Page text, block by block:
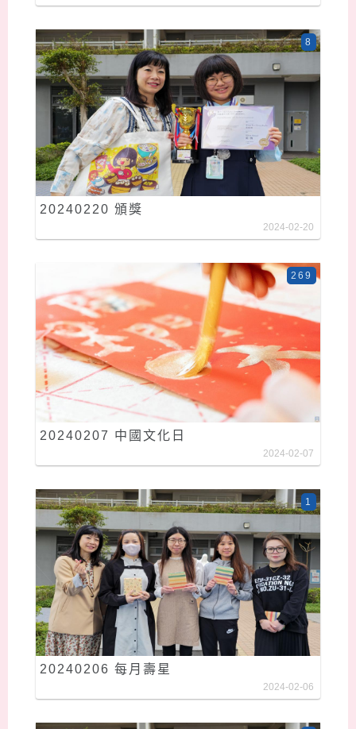
20240220 頒獎
8
2024-02-20
20240207 中國文化日
269
2024-02-07
20240206 每月壽星
1
2024-02-06